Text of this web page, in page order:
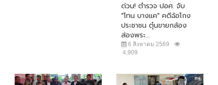
ด่วน! ตำรวจ ปอศ. จับ
"โทน บางแค" คดีฉ้อโกง
ประชาชน ตุ๋นขายกล้อง
ส่องพระ...
6 สิงหาคม 2569
4,909